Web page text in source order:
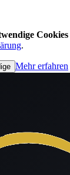
Cookies
.
Mehr erfahren